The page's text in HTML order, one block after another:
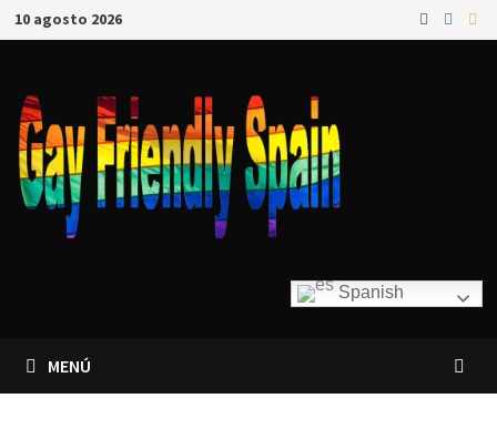
10 agosto 2026
Spanish
MENÚ